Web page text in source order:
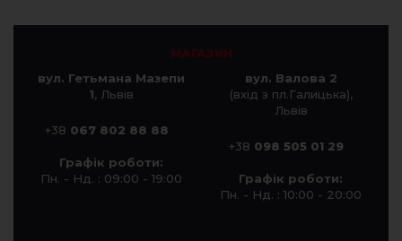
МАГАЗИН
вул. Гетьмана Мазепи
1, Львів
+38 067 802 88 88
Графік роботи:
Пн. - Нд. : 09:00 - 19:00
вул. Валова 2
(вхід з пл.Галицька),
Львів
+38 098 505 01 29
Графік роботи:
Пн. - Нд. : 10:00 - 20:00